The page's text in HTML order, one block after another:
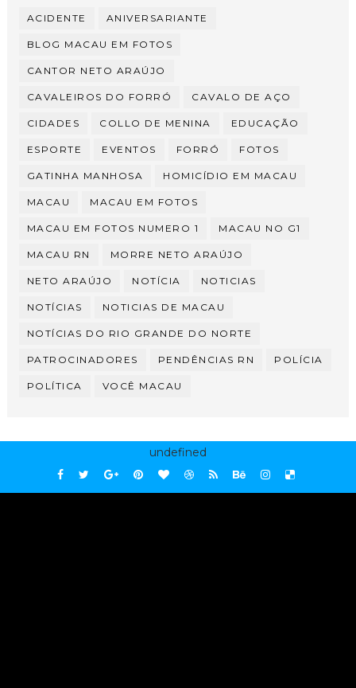
ACIDENTE ANIVERSARIANTE
BLOG MACAU EM FOTOS
CANTOR NETO ARAÚJO
CAVALEIROS DO FORRÓ CAVALO DE AÇO
CIDADES COLLO DE MENINA EDUCAÇÃO
ESPORTE EVENTOS FORRÓ FOTOS
GATINHA MANHOSA HOMICÍDIO EM MACAU
MACAU MACAU EM FOTOS
MACAU EM FOTOS NUMERO 1 MACAU NO G1
MACAU RN MORRE NETO ARAÚJO
NETO ARAÚJO NOTÍCIA NOTICIAS
NOTÍCIAS NOTICIAS DE MACAU
NOTÍCIAS DO RIO GRANDE DO NORTE
PATROCINADORES PENDÊNCIAS RN POLÍCIA
POLÍTICA VOCÊ MACAU
undefined